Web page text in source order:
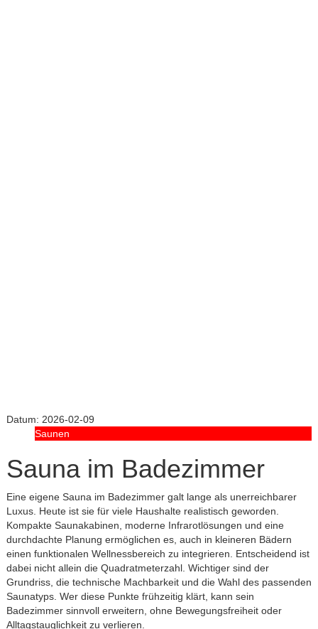
Datum: 2026-02-09
Saunen
Sauna im Badezimmer
Eine eigene Sauna im Badezimmer galt lange als unerreichbarer
Luxus. Heute ist sie für viele Haushalte realistisch geworden.
Kompakte Saunakabinen, moderne Infrarotlösungen und eine
durchdachte Planung ermöglichen es, auch in kleineren Bädern
einen funktionalen Wellnessbereich zu integrieren. Entscheidend ist
dabei nicht allein die Quadratmeterzahl. Wichtiger sind der
Grundriss, die technische Machbarkeit und die Wahl des passenden
Saunatyps. Wer diese Punkte frühzeitig klärt, kann sein
Badezimmer sinnvoll erweitern, ohne Bewegungsfreiheit oder
Alltagstauglichkeit zu verlieren.